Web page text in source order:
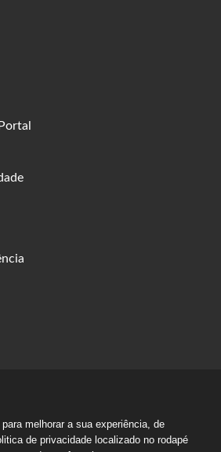
melhorar a sua experiência, de
de privacidade localizado no rodapé